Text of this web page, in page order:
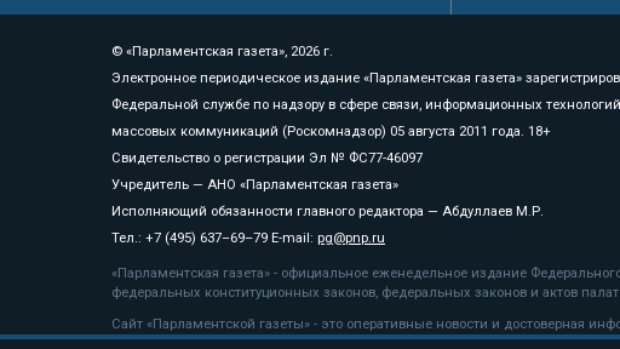
© «Парламентская газета», 2026 г.
Электронное периодическое издание «Парламентская газета»
Федеральной службе по надзору в сфере связи, информационных
массовых коммуникаций (Роскомнадзор) 05 августа 2011 года. 18+
Свидетельство о регистрации Эл № ФС77-46097
Учредитель — АНО «Парламентская газета»
Исполняющий обязанности главного редактора — Абдуллаев М.Р.
Тел.: +7 (495) 637–69–79 E-mail: pg@pnp.ru
«Парламентская газета» - официальное еженедельное издание
федеральных конституционных законов, федеральных законов и актов
Сайт «Парламентской газеты» - это оперативные новости и достоверная
«Парламентской газеты» активная ссылка на pnp.ru обязательна.